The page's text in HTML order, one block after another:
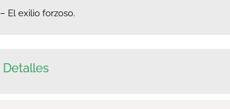
– El exilio forzoso.
Detalles